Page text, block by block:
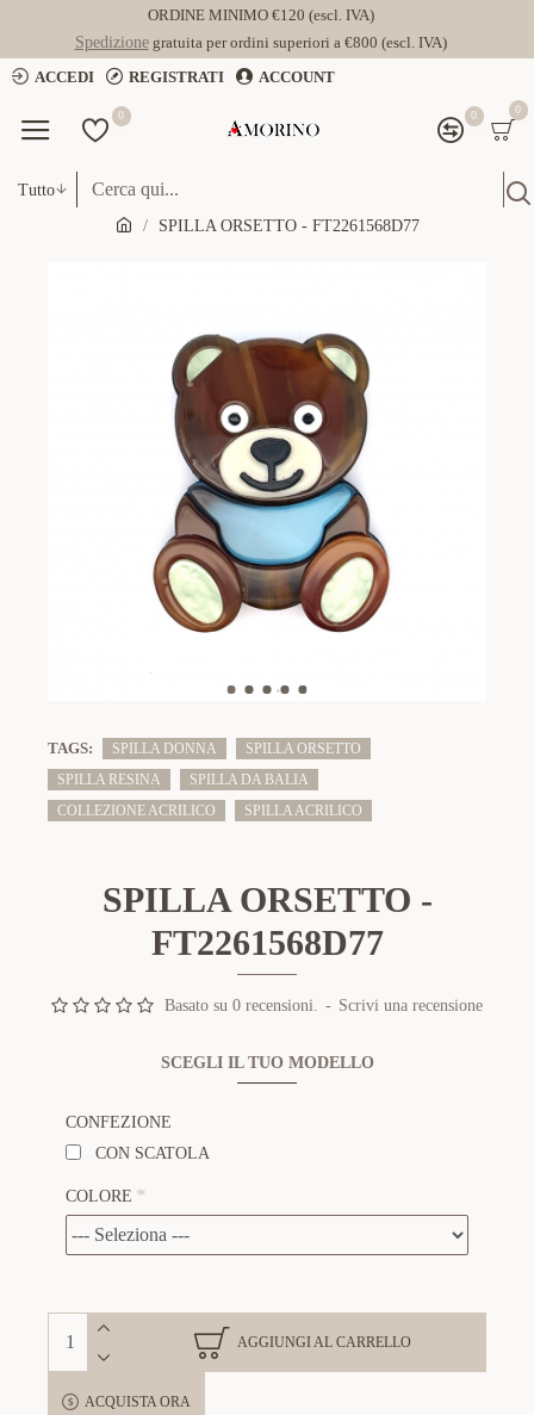
ORDINE MINIMO €120 (escl. IVA)
Spedizionegratuita per ordini superiori a €800 (escl. IVA)
ACCEDI
REGISTRATI ACCOUNT
0 0 0
Tutto
SPILLA ORSETTO - FT2261568D77
TAGS: SPILLA DONNA
SPILLA ORSETTO
SPILLA RESINA
SPILLA DA BALIA
COLLEZIONE ACRILICO
SPILLA ACRILICO
SPILLA ORSETTO -
FT2261568D77
Basato su 0 recensioni. - Scrivi una recensione
SCEGLI IL TUO MODELLO
CONFEZIONE
CON SCATOLA
COLORE
AGGIUNGI AL CARRELLO
ACQUISTA ORA